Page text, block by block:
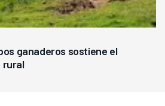
ganaderos sostiene el
rural